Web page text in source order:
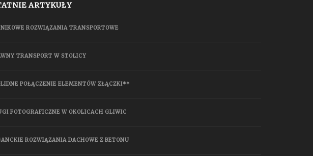
ARTYKUŁY
ROZWIĄZANIA TRANSPORTOWE
TRANSPORT W STOLICY
POŁĄCZENIE ELEMENTÓW ZŁĄCZKI**
FOTOGRAFICZNE W OKOLICACH GLIWIC
ROZWIĄZANIA DACHOWE Z BETONU